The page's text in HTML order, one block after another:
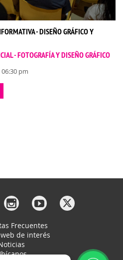
- DISEÑO GRÁFICO Y
- FOTOGRAFÍA Y DISEÑO GRÁFICO
pm
Frecuentes
de interés